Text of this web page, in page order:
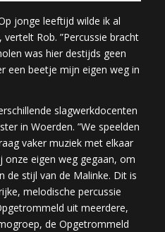
jonge leeftijd wilde ik al
Rob. ”Percussie bracht
was hier destijds geen
een beetje mijn eigen weg in
slagwerkdocenten
in Woerden. ”We speelden
vaker muziek met elkaar
onze eigen weg gegaan, om
de stijl van de Malinke. Dit is
melodische percussie
uit meerdere,
de Opgetrommeld